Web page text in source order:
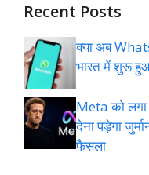
Recent Posts
क्या अब
भारत में शुरू
Meta को
देना पड़ेगा
फैसला